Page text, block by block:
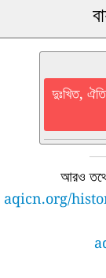
দুঃখিত,
আরও
aqicn.org/